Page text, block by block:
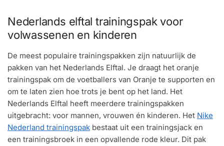
Nederlands elftal trainingspak voor
volwassenen en kinderen
De meest populaire trainingspakken zijn natuurlijk de
pakken van het Nederlands Elftal. Je draagt het oranje
trainingspak om de voetballers van Oranje te supporten en
om te laten zien hoe trots je bent op het land. Het
Nederlands Elftal heeft meerdere trainingspakken
uitgebracht: voor mannen, vrouwen én kinderen. Het Nike
Nederland trainingspak bestaat uit een trainingsjack en
een trainingsbroek in een opvallende rode kleur. Dit pak